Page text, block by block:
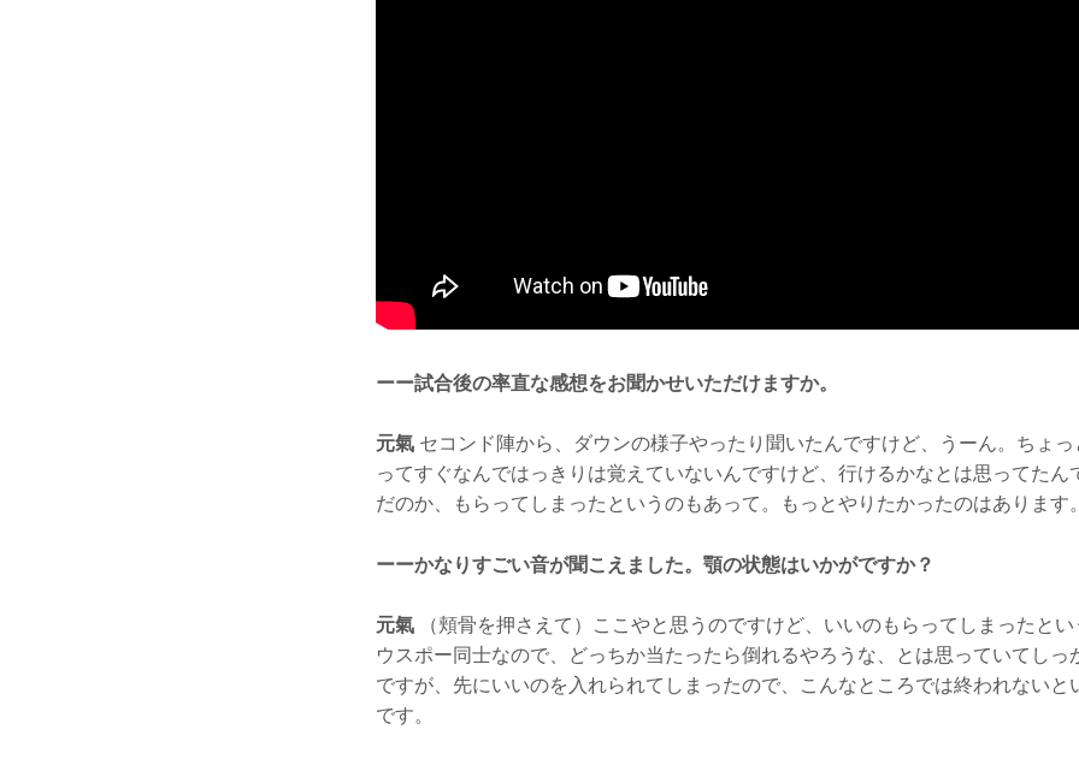
ーー試合後の率直な感想をお聞かせいただけますか。
元氣 セコンド陣から、ダウンの様子やったり聞いたんですけど、うーん。ちょ
ってすぐなんではっきりは覚えていないんですけど、行けるかなとは思ってたん
だのか、もらってしまったというのもあって。もっとやりたかったのはあります。
ーーかなりすごい音が聞こえました。顎の状態はいかがですか？
元氣 （頬骨を押さえて）ここやと思うのですけど、いいのもらってしまったと
ウスポー同士なので、どっちか当たったら倒れるやろうな、とは思っていてしっ
ですが、先にいいのを入れられてしまったので、こんなところでは終われないと
です。